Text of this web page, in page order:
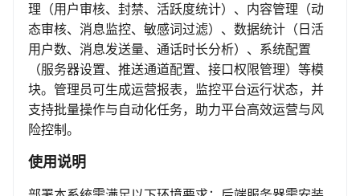
理（用户审核、封禁、活跃度统计）、内容管理（动
态审核、消息监控、敏感词过滤）、数据统计（日活
用户数、消息发送量、通话时长分析）、系统配置
（服务器设置、推送通道配置、接口权限管理）等模
块。管理员可生成运营报表，监控平台运行状态，并
支持批量操作与自动化任务，助力平台高效运营与风
险控制。
使用说明